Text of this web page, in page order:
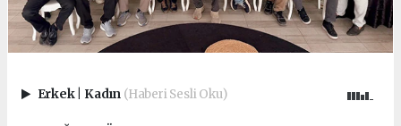
Erkek Kadın (Haberi Sesli Oku)